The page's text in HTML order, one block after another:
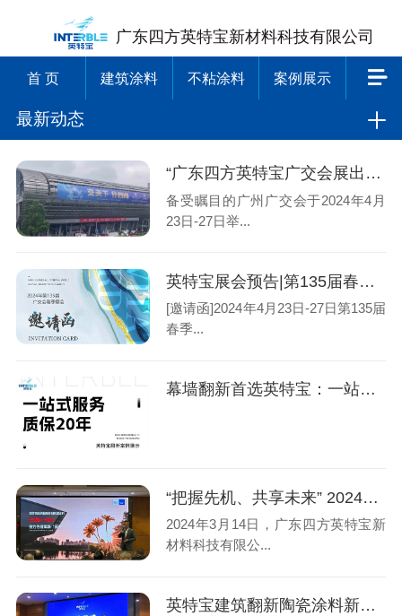
广东四方英特宝新材料科技有限公司
首 页 建筑涂料 不粘涂料 案例展示
最新动态
“广东四方英特宝广交会展出陶瓷涂料，科技与美学的完美融合”
备受瞩目的广州广交会于2024年4月
23日-27日举...
英特宝展会预告|第135届春季广交会 Canton Fair Invitation
[邀请函]2024年4月23日-27日第135届
春季...
幕墙翻新首选英特宝：一站式服务，质保20年保障！
“把握先机、共享未来” 2024年英特宝招商推荐会
2024年3月14日，广东四方英特宝新
材料科技有限公...
英特宝建筑翻新陶瓷涂料新篇，行业精英共绘翻新蓝图！